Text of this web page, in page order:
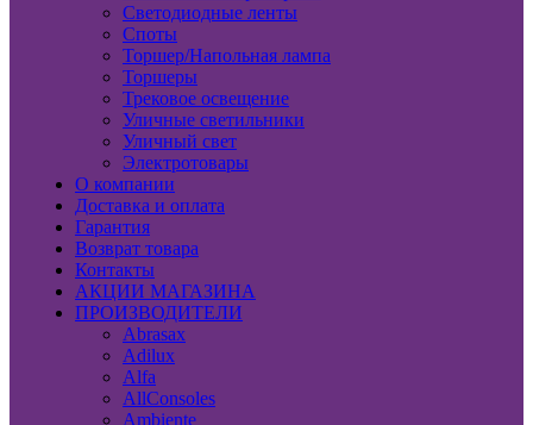
Светодиодные ленты
Споты
Торшер/Напольная лампа
Торшеры
Трековое освещение
Уличные светильники
Уличный свет
Электротовары
О компании
Доставка и оплата
Гарантия
Возврат товара
Контакты
АКЦИИ МАГАЗИНА
ПРОИЗВОДИТЕЛИ
Abrasax
Adilux
Alfa
AllConsoles
Ambiente